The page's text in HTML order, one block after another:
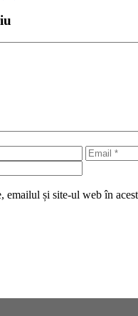
Email
emailul și site-ul web în